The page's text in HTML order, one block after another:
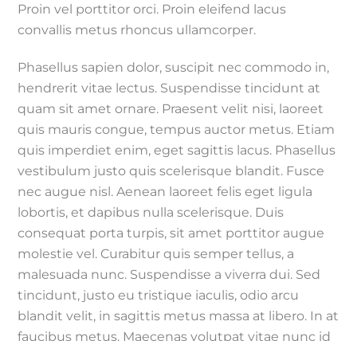
Proin vel porttitor orci. Proin eleifend lacus
convallis metus rhoncus ullamcorper.
Phasellus sapien dolor, suscipit nec commodo in,
hendrerit vitae lectus. Suspendisse tincidunt at
quam sit amet ornare. Praesent velit nisi, laoreet
quis mauris congue, tempus auctor metus. Etiam
quis imperdiet enim, eget sagittis lacus. Phasellus
vestibulum justo quis scelerisque blandit. Fusce
nec augue nisl. Aenean laoreet felis eget ligula
lobortis, et dapibus nulla scelerisque. Duis
consequat porta turpis, sit amet porttitor augue
molestie vel. Curabitur quis semper tellus, a
malesuada nunc. Suspendisse a viverra dui. Sed
tincidunt, justo eu tristique iaculis, odio arcu
blandit velit, in sagittis metus massa at libero. In at
faucibus metus. Maecenas volutpat vitae nunc id